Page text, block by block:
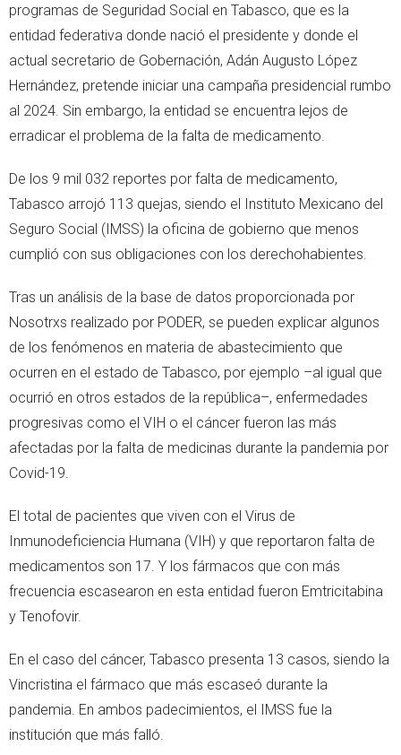
programas de Seguridad Social en Tabasco, que es la
entidad federativa donde nació el presidente y donde el
actual secretario de Gobernación, Adán Augusto López
Hernández, pretende iniciar una campaña presidencial rumbo
al 2024. Sin embargo, la entidad se encuentra lejos de
erradicar el problema de la falta de medicamento.
De los 9 mil 032 reportes por falta de medicamento,
Tabasco arrojó 113 quejas, siendo el Instituto Mexicano del
Seguro Social (IMSS) la oficina de gobierno que menos
cumplió con sus obligaciones con los derechohabientes.
Tras un análisis de la base de datos proporcionada por
Nosotrxs realizado por PODER, se pueden explicar algunos
de los fenómenos en materia de abastecimiento que
ocurren en el estado de Tabasco, por ejemplo –al igual que
ocurrió en otros estados de la república–, enfermedades
progresivas como el VIH o el cáncer fueron las más
afectadas por la falta de medicinas durante la pandemia por
Covid-19.
El total de pacientes que viven con el Virus de
Inmunodeficiencia Humana (VIH) y que reportaron falta de
medicamentos son 17. Y los fármacos que con más
frecuencia escasearon en esta entidad fueron Emtricitabina
y Tenofovir.
En el caso del cáncer, Tabasco presenta 13 casos, siendo la
Vincristina el fármaco que más escaseó durante la
pandemia. En ambos padecimientos, el IMSS fue la
institución que más falló.